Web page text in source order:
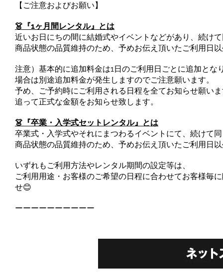
【ご注意およびお願い】
👗『1ヶ月間レンタル』とは
近いお日にちの間に結婚式やイベントなどがあり、続け
商品状態の品質維持のため、予めお伝え頂いたご利用日
注意）基本的に追加料金は1日のご利用日ごとに追加と
場合は別途追加料金が発生しますのでご注意願います。
予め、ご予約時にご利用される日程を全てお知らせ願い
追って正式な金額をお知らせ致します。
👗『卒業・入学式セットレンタル』とは
卒業式・入学式やそれにまつわるイベントにて、続けて
商品状態の品質維持のため、予めお伝え頂いたご利用日
いずれもご利用方法やレンタル期間の設定等は、
ご利用用途・お客様のご希望の日程に合わせてお客様毎
せ😊
ーーーーーーーーーー